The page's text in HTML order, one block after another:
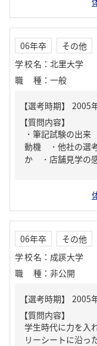
06年卒 その他
学校名 ： 北里大学
職種 ： 一般
【質問内容】
・筆記試験の出
動機 ・他社の選
か ・店舗見学の
06年卒 その他
学校名 ： 成蹊大学
職種 ： 非公開
【質問内容】
学生時代に力を入
リーシートに沿っ